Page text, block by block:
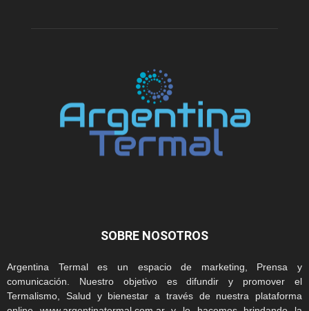
SOBRE NOSOTROS
Argentina Termal es un espacio de marketing, Prensa y
comunicación. Nuestro objetivo es difundir y promover el
Termalismo, Salud y bienestar a través de nuestra plataforma